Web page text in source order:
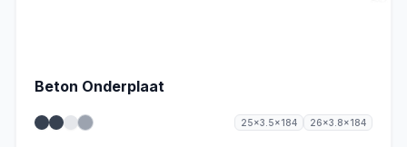
Beton Onderplaat
25x3.5x184 26x3.8x184